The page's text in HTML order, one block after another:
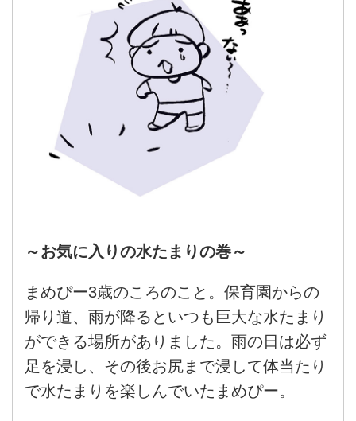
～お気に入りの水たまりの巻～
まめぴー3歳のころのこと。保育園からの
帰り道、雨が降るといつも巨大な水たまり
ができる場所がありました。雨の日は必ず
足を浸し、その後お尻まで浸して体当たり
で水たまりを楽しんでいたまめぴー。